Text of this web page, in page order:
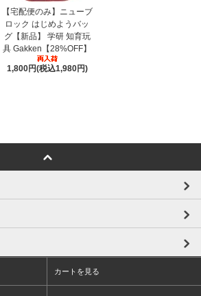
【宅配便のみ】ニューブ
ロック はじめようバッ
グ【新品】 学研 知育玩
具 Gakken【28%OFF】
1,800円(税込1,980円)
カートを見る